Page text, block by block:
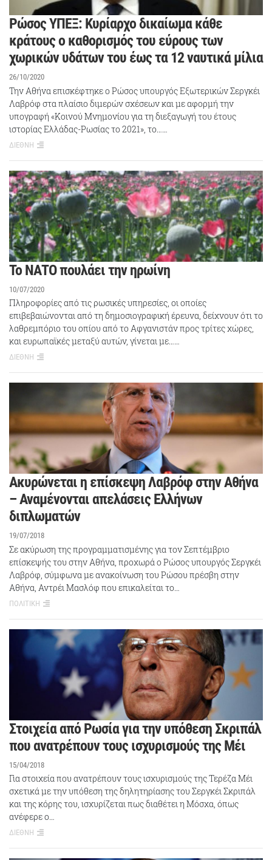
Ρώσος ΥΠΕΞ: Κυρίαρχο δικαίωμα κάθε
κράτους ο καθορισμός του εύρους των
χωρικών υδάτων του έως τα 12 ναυτικά μίλια
26/10/2020
Την Αθήνα επισκέφτηκε ο Ρώσος υπουργός Εξωτερικών Σεργκέι
Λαβρόφ στα πλαίσιο διμερών σχέσεων και με αφορμή την
υπογραφή «Κοινού Μνημονίου για τη διεξαγωγή του έτους
ιστορίας Ελλάδας-Ρωσίας το 2021», το……
ΔΙΕΘΝΗ
Το ΝΑΤΟ πουλάει την ηρωίνη
10/07/2020
Πληροφορίες από τις ρωσικές υπηρεσίες, οι οποίες
επιβεβαιώνονται από τη δημοσιογραφική έρευνα, δείχνουν ότι το
λαθρεμπόριο του οπίου από το Αφγανιστάν προς τρίτες χώρες,
και ευρωπαϊκές μεταξύ αυτών, γίνεται με……
ΔΙΕΘΝΗ
Ακυρώνεται η επίσκεψη Λαβρόφ στην Αθήνα
– Αναμένονται απελάσεις Ελλήνων
διπλωματών
19/07/2018
Σε ακύρωση της προγραμματισμένης για τον Σεπτέμβριο
επίσκεψής του στην Αθήνα, προχωρά ο Ρώσος υπουργός Σεργκέι
Λαβρόφ, σύμφωνα με ανακοίνωση του Ρώσου πρέσβη στην
Αθήνα, Αντρέι Μασλόφ που επικαλείται το…
ΠΟΛΙΤΙΚΗ
Στοιχεία από Ρωσία για την υπόθεση Σκριπάλ
που ανατρέπουν τους ισχυρισμούς της Μέι
15/04/2018
Για στοιχεία που ανατρέπουν τους ισχυρισμούς της Τερέζα Μέι
σχετικά με την υπόθεση της δηλητηρίασης του Σεργκέι Σκριπάλ
και της κόρης του, ισχυρίζεται πως διαθέτει η Μόσχα, όπως
ανέφερε ο…
ΔΙΕΘΝΗ